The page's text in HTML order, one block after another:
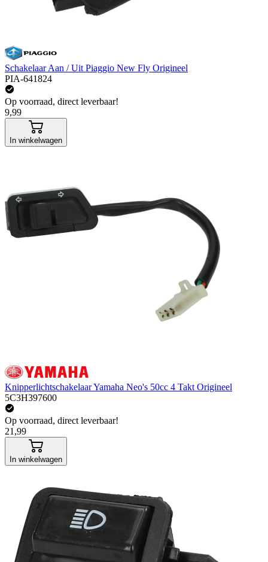
Schakelaar Aan / Uit Piaggio New Fly Origineel
PIA-641824
Op voorraad, direct leverbaar!
9,99
In winkelwagen
Knipperlichtschakelaar Yamaha Neo's 50cc 4 Takt Origineel
5C3H397600
Op voorraad, direct leverbaar!
21,99
In winkelwagen